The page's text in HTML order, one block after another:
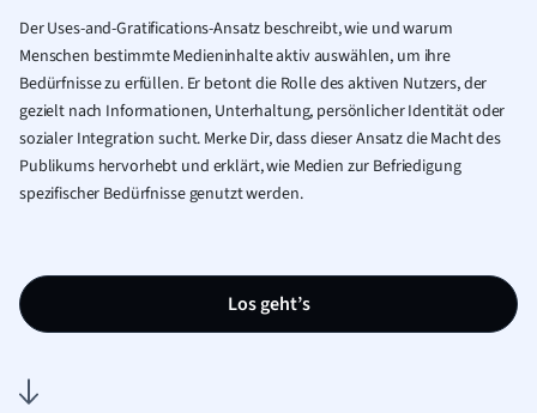
Der Uses-and-Gratifications-Ansatz beschreibt, wie und warum
Menschen bestimmte Medieninhalte aktiv auswählen, um ihre
Bedürfnisse zu erfüllen. Er betont die Rolle des aktiven Nutzers, der
gezielt nach Informationen, Unterhaltung, persönlicher Identität oder
sozialer Integration sucht. Merke Dir, dass dieser Ansatz die Macht des
Publikums hervorhebt und erklärt, wie Medien zur Befriedigung
spezifischer Bedürfnisse genutzt werden.
Los geht’s